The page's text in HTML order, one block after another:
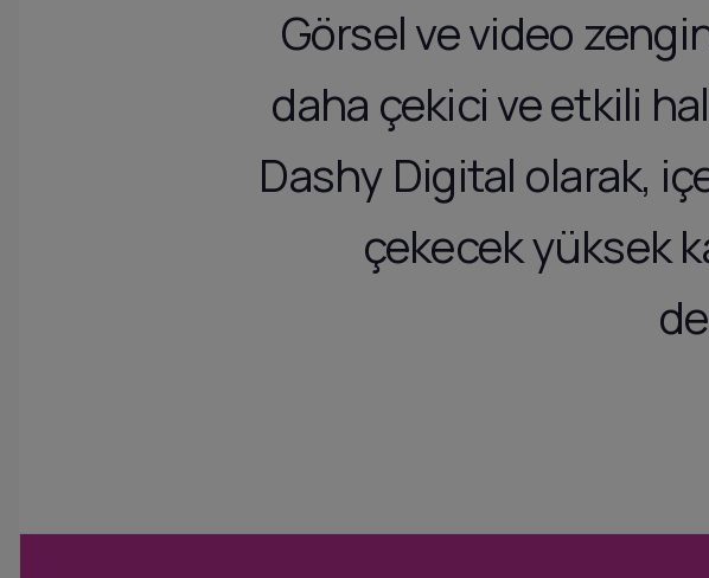
Görsel ve video
daha çekici ve etkili
Dashy Digital olarak,
çekecek yüksek